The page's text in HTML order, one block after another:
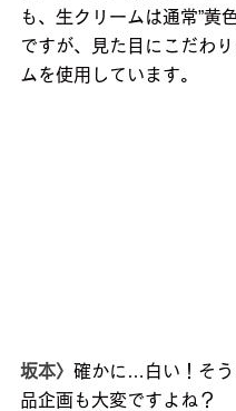
も、生クリームは通常”黄
ですが、見た目にこだわ
ムを使用しています。
坂本〉 確かに…白い！そう
品企画も大変ですよね？